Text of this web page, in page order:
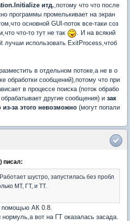
итд.,потому что что после
программы промелькивает на экран
основной GUI-поток все-таки соз
что-то тут не так
. И на всякий
лучши использовать ExitProcess,чтоб
в отдельном потоке,а не в о
обработки сообщений),потому что при
в процессе поиска (поток обрабо
другие сообщения) и зак
за этого невозможно (могут попали
писал:
шустро, запустилась без пробл
МТ, ГТ, и ТТ.
помощью АК 0.8.
вот на ГТ оказалась засада.